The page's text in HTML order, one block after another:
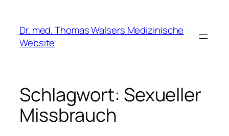
springen
Dr. med. Thomas Walsers Medizinische
Website
Schlagwort: Sexueller
Missbrauch